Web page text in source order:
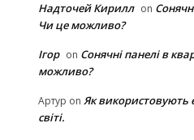
Надточей Кирилл on
Чи це можливо?
Ігор on Сонячні панелі в
можливо?
Артур on Як використовують
світі.